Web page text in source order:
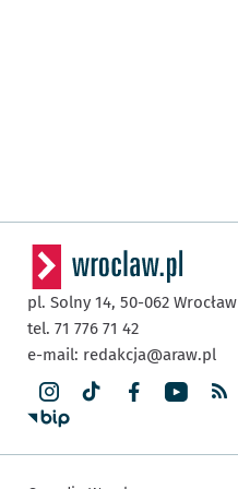
pl. Solny 14, 50-062 Wrocław
tel. 71 776 71 42
e-mail: redakcja@araw.pl